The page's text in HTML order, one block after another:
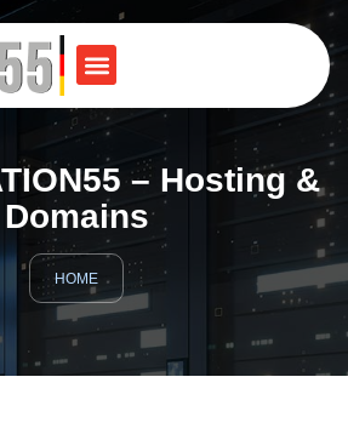
– Hosting &
Domains
HOME